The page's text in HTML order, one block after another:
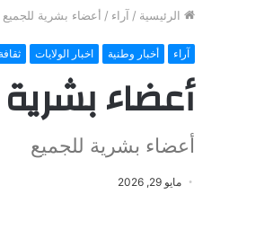
الرئيسية / آراء / أعضاء بشرية للجميع
آراء أخبار وطنية اخبار الولايات
أعضاء
أعضاء بشرية للجميع
مايو 29, 2026